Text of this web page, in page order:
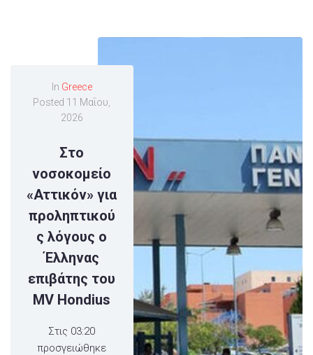
In Greece
Posted 11 Μαΐου,
2026
Στο
νοσοκομείο
«Αττικόν» για
προληπτικού
ς λόγους ο
Έλληνας
επιβάτης του
MV Hondius
Στις 03:20
προσγειώθηκε